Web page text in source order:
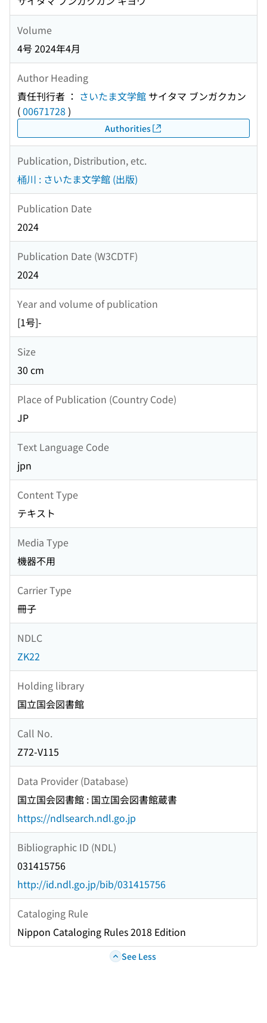
Volume
4号 2024年4月
Author Heading
責任刊行者 ： さいたま文学館 サイタマ ブンガクカン
(00671728 )
Authorities
Publication, Distribution, etc.
桶川 : さいたま文学館 (出版)
Publication Date
2024
Publication Date (W3CDTF)
2024
Year and volume of publication
[1号]-
Size
30 cm
Place of Publication (Country Code)
JP
Text Language Code
jpn
Content Type
テキスト
Media Type
機器不用
Carrier Type
冊子
NDLC
ZK22
Holding library
国立国会図書館
Call No.
Z72-V115
Data Provider (Database)
国立国会図書館 : 国立国会図書館蔵書
https://ndlsearch.ndl.go.jp
Bibliographic ID (NDL)
031415756
http://id.ndl.go.jp/bib/031415756
Cataloging Rule
Nippon Cataloging Rules 2018 Edition
See Less